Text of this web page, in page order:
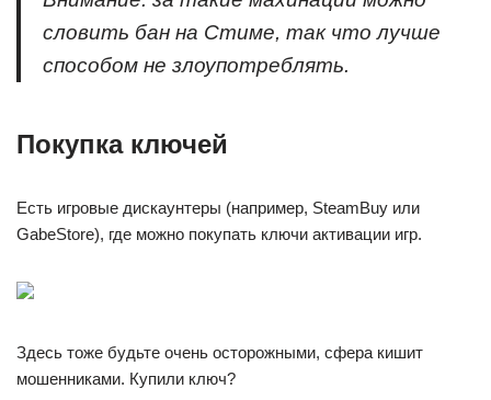
словить бан на Стиме, так что лучше
способом не злоупотреблять.
Покупка ключей
Есть игровые дискаунтеры (например, SteamBuy или
GabeStore), где можно покупать ключи активации игр.
Здесь тоже будьте очень осторожными, сфера кишит
мошенниками. Купили ключ?